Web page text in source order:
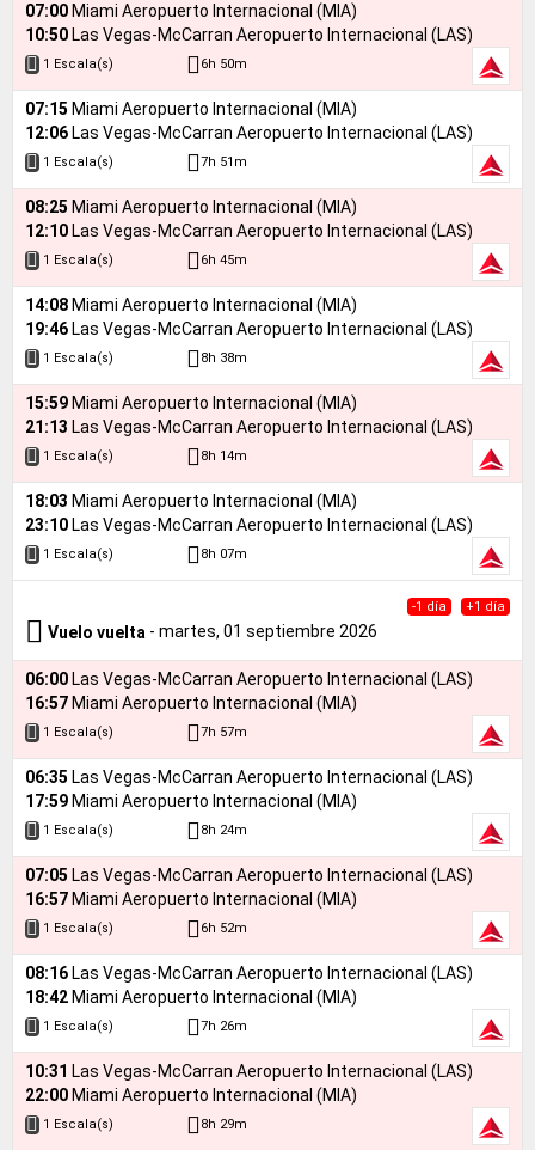
07:00 Miami Aeropuerto Internacional (MIA)
10:50 Las Vegas-McCarran Aeropuerto Internacional (LAS)
1 Escala(s) 6h 50m
07:15 Miami Aeropuerto Internacional (MIA)
12:06 Las Vegas-McCarran Aeropuerto Internacional (LAS)
1 Escala(s) 7h 51m
08:25 Miami Aeropuerto Internacional (MIA)
12:10 Las Vegas-McCarran Aeropuerto Internacional (LAS)
1 Escala(s) 6h 45m
14:08 Miami Aeropuerto Internacional (MIA)
19:46 Las Vegas-McCarran Aeropuerto Internacional (LAS)
1 Escala(s) 8h 38m
15:59 Miami Aeropuerto Internacional (MIA)
21:13 Las Vegas-McCarran Aeropuerto Internacional (LAS)
1 Escala(s) 8h 14m
18:03 Miami Aeropuerto Internacional (MIA)
23:10 Las Vegas-McCarran Aeropuerto Internacional (LAS)
1 Escala(s) 8h 07m
-1 día +1 día
Vuelo vuelta - martes, 01 septiembre 2026
06:00 Las Vegas-McCarran Aeropuerto Internacional (LAS)
16:57 Miami Aeropuerto Internacional (MIA)
1 Escala(s) 7h 57m
06:35 Las Vegas-McCarran Aeropuerto Internacional (LAS)
17:59 Miami Aeropuerto Internacional (MIA)
1 Escala(s) 8h 24m
07:05 Las Vegas-McCarran Aeropuerto Internacional (LAS)
16:57 Miami Aeropuerto Internacional (MIA)
1 Escala(s) 6h 52m
08:16 Las Vegas-McCarran Aeropuerto Internacional (LAS)
18:42 Miami Aeropuerto Internacional (MIA)
1 Escala(s) 7h 26m
10:31 Las Vegas-McCarran Aeropuerto Internacional (LAS)
22:00 Miami Aeropuerto Internacional (MIA)
1 Escala(s) 8h 29m